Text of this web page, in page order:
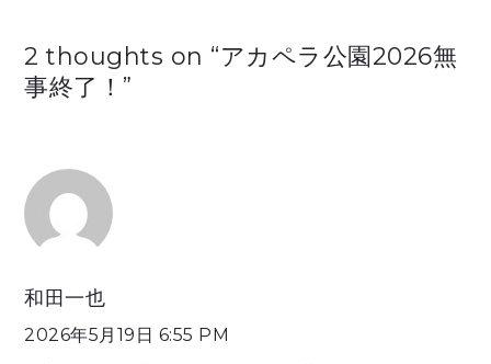
稿
ナ
ゲ
シ
2 thoughts on “アカペラ公園2026無
事終了！ ”
和田一也
2026年5月19日 6:55 PM